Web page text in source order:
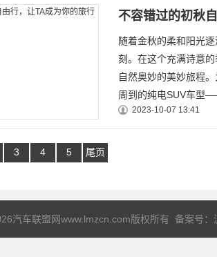
不容错过的初秋
随着金秋的柔和阳光
刻。在这个充满诗意
自然奥妙的美妙旅程
周到的纯电SUV车型
2023-10-07 13:41
3 4 5 尾页
汽车联盟网www.lmzcn.com版权所有 备案号：